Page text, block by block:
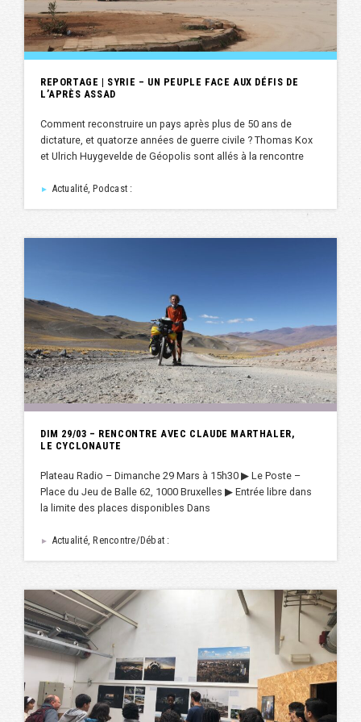
REPORTAGE | SYRIE – UN PEUPLE FACE AUX DÉFIS DE
L’APRÈS ASSAD
Comment reconstruire un pays après plus de 50 ans de
dictature, et quatorze années de guerre civile ? Thomas Kox
et Ulrich Huygevelde de Géopolis sont allés à la rencontre
► Actualité, Podcast :
DIM 29/03 – RENCONTRE AVEC CLAUDE MARTHALER,
LE CYCLONAUTE
Plateau Radio – Dimanche 29 Mars à 15h30 ▶︎ Le Poste –
Place du Jeu de Balle 62, 1000 Bruxelles ▶︎ Entrée libre dans
la limite des places disponibles Dans
► Actualité, Rencontre/Débat :